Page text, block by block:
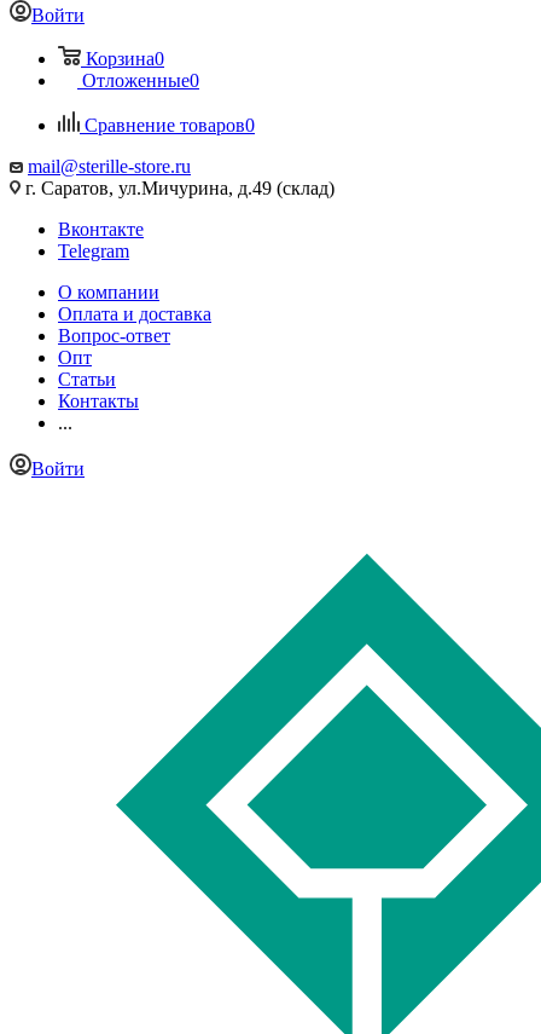
Войти
Корзина0
Отложенные0
Сравнение товаров0
mail@sterille-store.ru
г. Саратов, ул.Мичурина, д.49 (склад)
Вконтакте
Telegram
О компании
Оплата и доставка
Вопрос-ответ
Опт
Статьи
Контакты
...
Войти